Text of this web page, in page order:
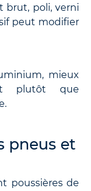
brut, poli, verni
peut modifier
mieux
plutôt que
pneus et
poussières de